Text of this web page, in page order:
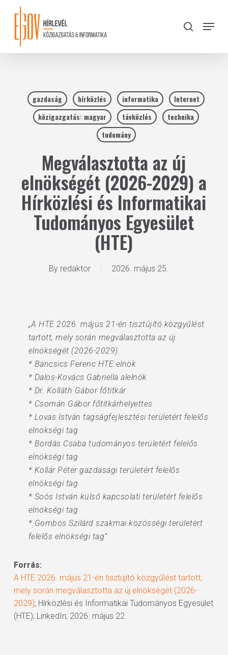
content
search
Menu
gazdaság hírközlés informatika
Internet
közigazgatás: magyar
távközlés
technika
tudomány
Megválasztotta az új
elnökségét (2026-2029) a
Hírközlési és Informatikai
Tudományos Egyesület
(HTE)
By redaktor 2026. május 25.
„A HTE 2026. május 21-én tisztújító közgyűlést
tartott, mely során megválasztotta az új
elnökségét (2026-2029).
* Bancsics Ferenc HTE elnök
* Dalos-Kovács Gabriella alelnök
* Dr. Kolláth Gábor főtitkár
* Csomán Gábor főtitkárhelyettes
* Lovas István tagságfejlesztési területért felelős
elnökségi tag
* Bordás Csaba tudományos területért felelős
elnökségi tag
* Kollár Péter gazdasági területért felelős
elnökségi tag
* Soós István külső kapcsolati területért felelős
elnökségi tag
* Gombos Szilárd szakmai közösségi területért
felelős elnökségi tag”
Forrás:
A HTE 2026. május 21-én tisztújító közgyűlést tartott,
mely során megválasztotta az új elnökségét (2026-
2029); Hírközlési és Informatikai Tudományos Egyesület
(HTE); LinkedIn; 2026. május 22.
Close